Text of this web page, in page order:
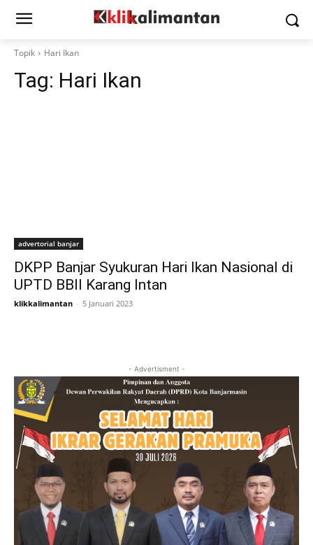
Topik Hari Ikan
Tag: Hari Ikan
advertorial banjar
DKPP Banjar Syukuran Hari Ikan Nasional di
UPTD BBII Karang Intan
klikkalimantan - 5 Januari 2023
- Advertisment -